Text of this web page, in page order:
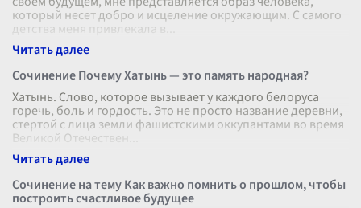
который несет добро и исцеление окружающим. С самого
детства меня привлекала в
Сочинение Почему Хатынь — это память народная?
Хатынь. Слово, которое вызывает у каждого белоруса
горечь, боль и гордость. Это не просто название деревни,
стертой с лица земли фашистскими оккупантами во время
Великой Отечествен
Сочинение на тему Как важно помнить о прошлом, чтобы
построить счастливое будущее